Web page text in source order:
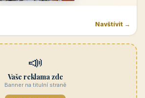
Navštívit →
📣
Vaše reklama zde
Banner na titulní straně